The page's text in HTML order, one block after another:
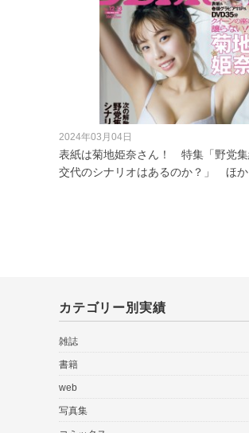
2024年03月04日
表紙は菊地姫奈さん！ 特集「野党
交代のシナリオはあるのか？」 ほか
カテゴリー別実績
雑誌
書籍
web
写真集